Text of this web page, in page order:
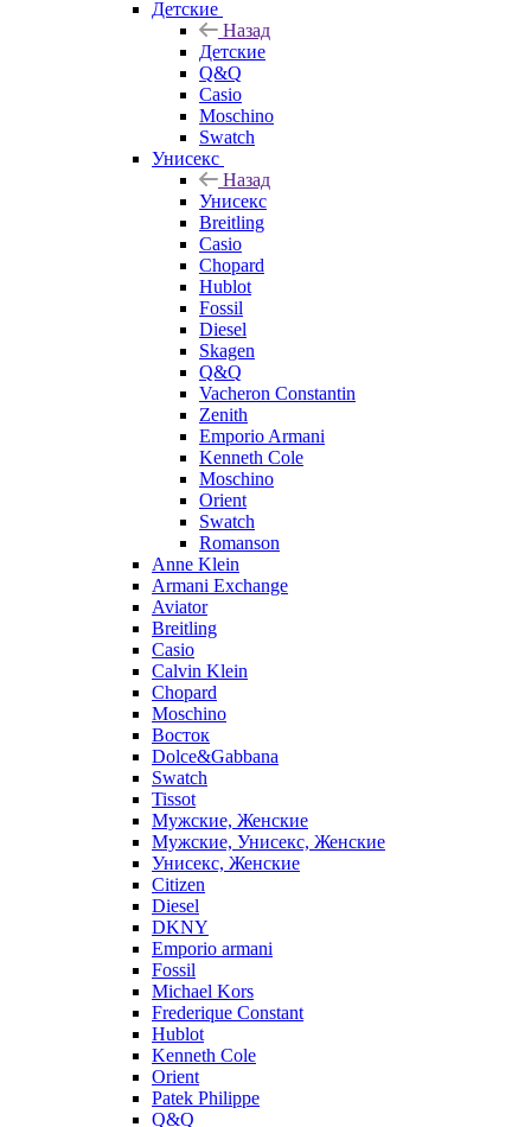
Детские
Назад
Детские
Q&Q
Casio
Moschino
Swatch
Унисекс
Назад
Унисекс
Breitling
Casio
Chopard
Hublot
Fossil
Diesel
Skagen
Q&Q
Vacheron Constantin
Zenith
Emporio Armani
Kenneth Cole
Moschino
Orient
Swatch
Romanson
Anne Klein
Armani Exchange
Aviator
Breitling
Casio
Calvin Klein
Chopard
Moschino
Восток
Dolce&Gabbana
Swatch
Tissot
Мужские, Женские
Мужские, Унисекс, Женские
Унисекс, Женские
Citizen
Diesel
DKNY
Emporio armani
Fossil
Michael Kors
Frederique Constant
Hublot
Kenneth Cole
Orient
Patek Philippe
Q&Q